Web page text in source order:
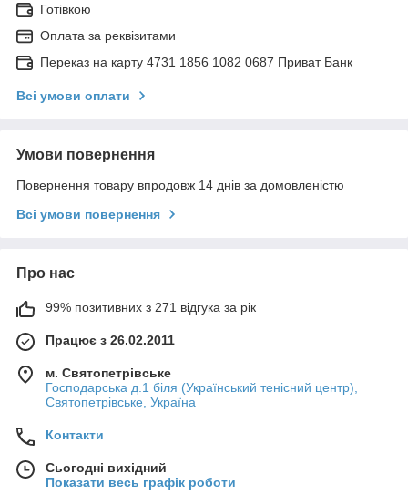
Готівкою
Оплата за реквізитами
Переказ на карту 4731 1856 1082 0687 Приват Банк
Всі умови оплати
Умови повернення
Повернення товару впродовж 14 днів за домовленістю
Всі умови повернення
Про нас
99% позитивних з 271 відгука за рік
Працює з 26.02.2011
м. Святопетрівське
Господарська д.1 біля (Український тенісний центр),
Святопетрівське, Україна
Контакти
Сьогодні вихідний
Показати весь графік роботи